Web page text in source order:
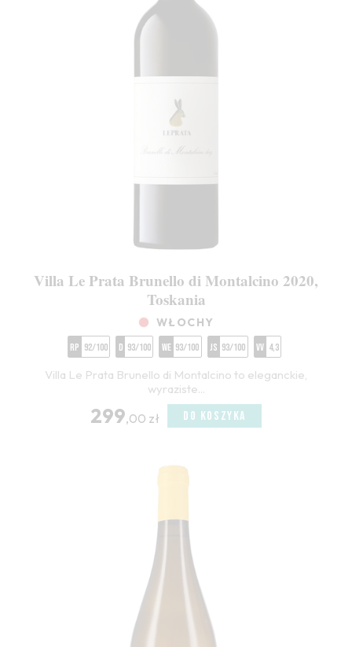
Villa Le Prata Brunello di Montalcino 2020,
Toskania
WŁOCHY
RP 92/100 D 93/100 WE 93/100 JS 93/100 VV 4,3
Villa Le Prata Brunello di Montalcino to eleganckie,
wyraziste...
299,00 zł DO KOSZYKA